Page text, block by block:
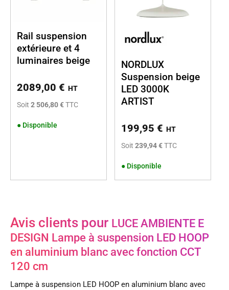
Rail suspension
extérieure et 4
luminaires beige
2089,00 € HT
Soit 2 506,80 €TTC
● Disponible
NORDLUX
Suspension beige
LED 3000K
ARTIST
199,95 € HT
Soit 239,94 €TTC
● Disponible
Avis clients pour LUCE AMBIENTE E
DESIGN Lampe à suspension LED HOOP
en aluminium blanc avec fonction CCT
120 cm
Lampe à suspension LED HOOP en aluminium blanc avec